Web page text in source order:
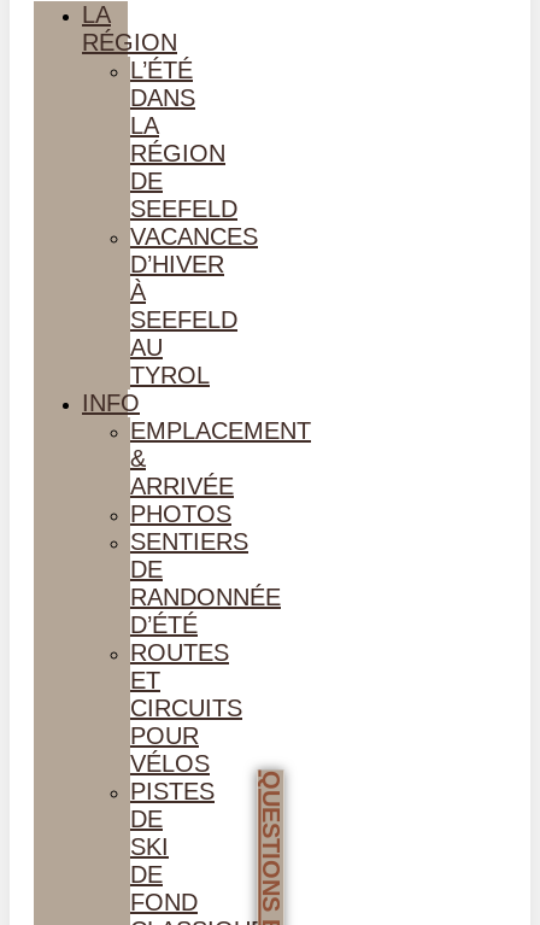
LA
RÉGION
L’ÉTÉ
DANS
LA
RÉGION
DE
SEEFELD
VACANCES
D’HIVER
À
SEEFELD
AU
TYROL
INFO
EMPLACEMENT
&
ARRIVÉE
PHOTOS
SENTIERS
DE
RANDONNÉE
D’ÉTÉ
ROUTES
ET
CIRCUITS
POUR
VÉLOS
PISTES
DE
SKI
DE
FOND